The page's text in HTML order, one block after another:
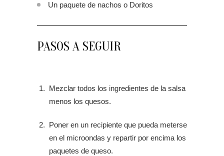
Un paquete de nachos o Doritos
PASOS A SEGUIR
Mezclar todos los ingredientes de la salsa
menos los quesos.
Poner en un recipiente que pueda meterse
en el microondas y repartir por encima los
paquetes de queso.